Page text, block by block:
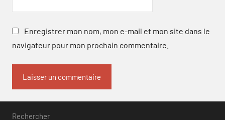
Enregistrer mon nom, mon e-mail et mon site dans le
navigateur pour mon prochain commentaire.
Rechercher